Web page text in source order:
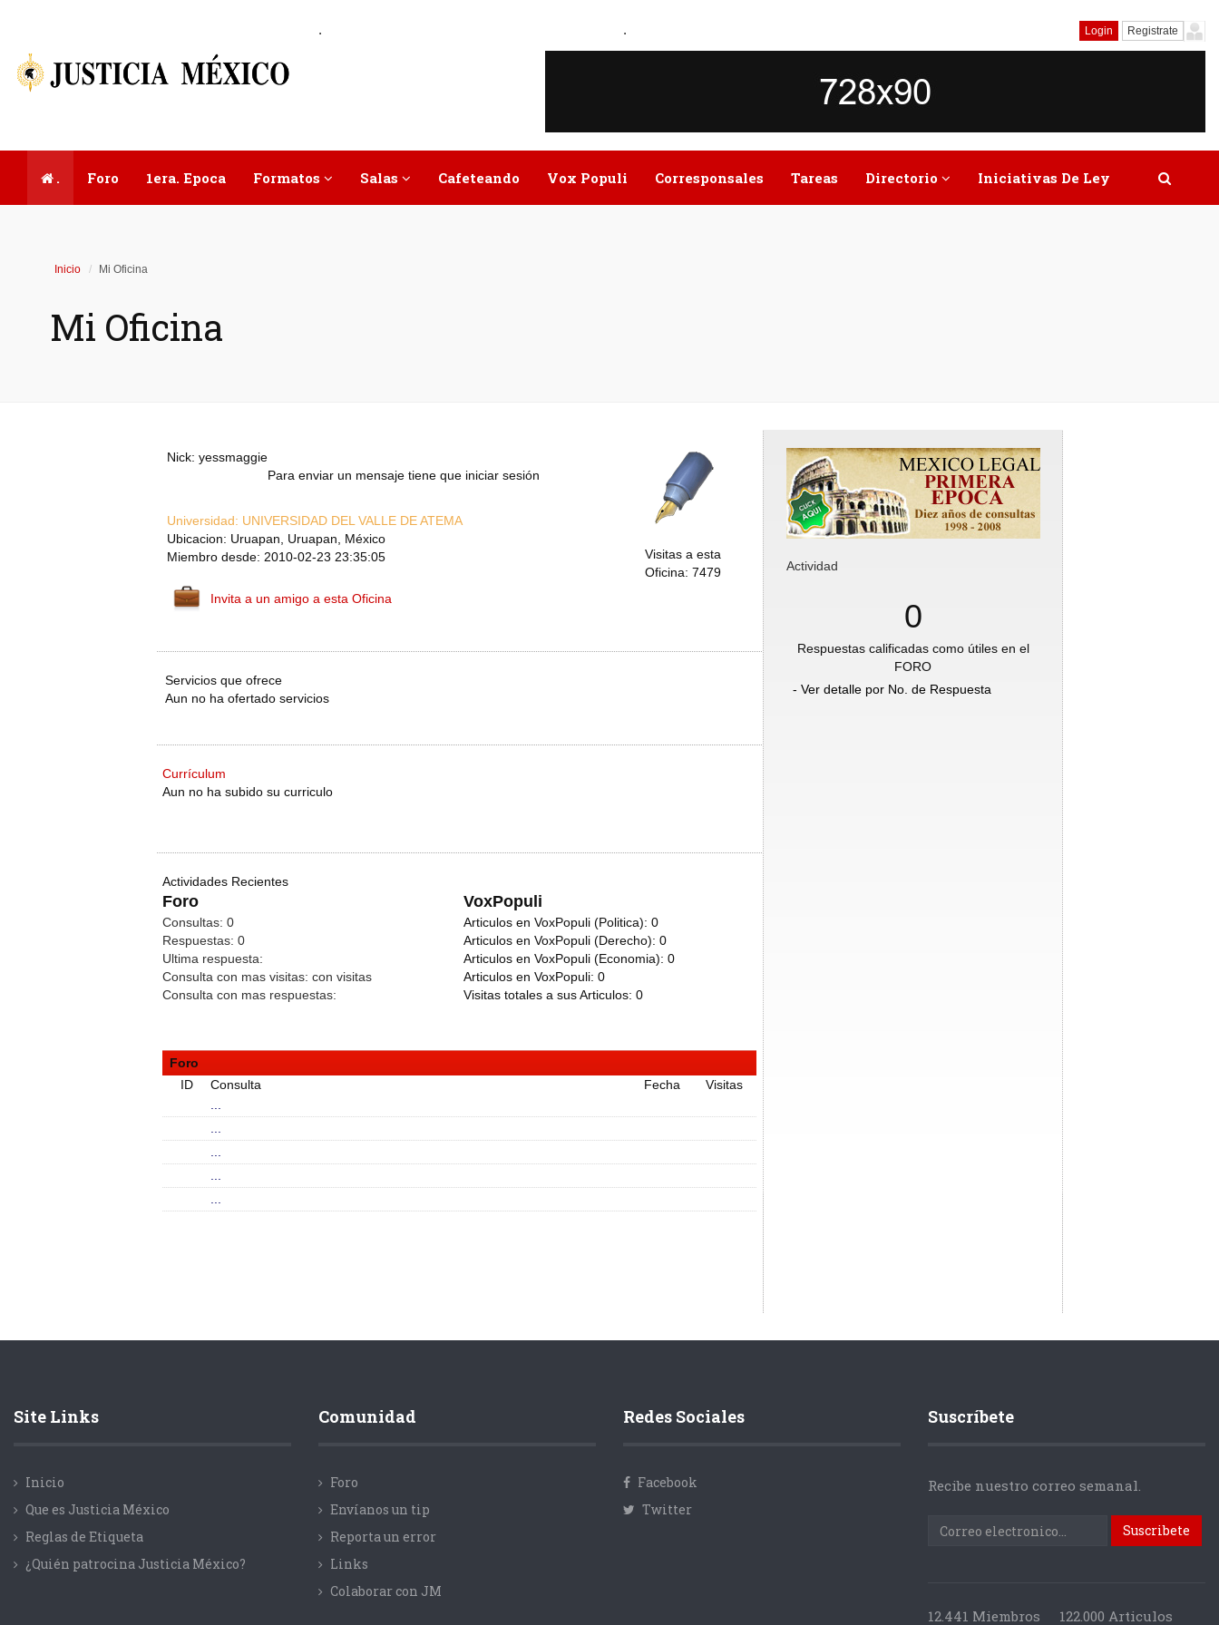
. . Login Registrate
. Foro 1era. Epoca Formatos Salas Cafeteando Vox Populi Corresponsales Tareas Directorio Iniciativas De Ley
Inicio Mi Oficina
Mi Oficina
Nick: yessmaggie
Para enviar un mensaje tiene que iniciar sesión
Universidad: UNIVERSIDAD DEL VALLE DE ATEMA
Ubicacion: Uruapan, Uruapan, México
Miembro desde: 2010-02-23 23:35:05
Visitas a esta
Oficina: 7479
Invita a un amigo a esta Oficina
Servicios que ofrece
Aun no ha ofertado servicios
Currículum
Aun no ha subido su curriculo
Actividades Recientes
Foro VoxPopuli
Consultas: 0
Respuestas: 0
Ultima respuesta:
Consulta con mas visitas: con visitas
Consulta con mas respuestas:
Articulos en VoxPopuli (Politica): 0
Articulos en VoxPopuli (Derecho): 0
Articulos en VoxPopuli (Economia): 0
Articulos en VoxPopuli: 0
Visitas totales a sus Articulos: 0
Foro
ID
Consulta Fecha
Visitas
Actividad
0
Respuestas calificadas como útiles en el
FORO
- Ver detalle por No. de Respuesta
Site Links
Inicio
Que es Justicia México
Reglas de Etiqueta
¿Quién patrocina Justicia México?
Comunidad
Foro
Envíanos un tip
Reporta un error
Links
Colaborar con JM
Redes Sociales
Facebook
Twitter
Suscríbete
Recibe nuestro correo semanal.
12.441 Miembros 122.000 Articulos